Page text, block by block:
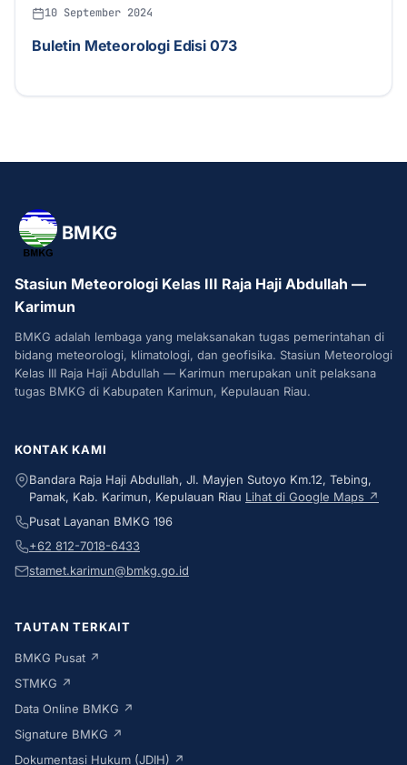
10 September 2024
Buletin Meteorologi Edisi 073
BMKG
Stasiun Meteorologi Kelas III Raja Haji Abdullah —
Karimun
BMKG adalah lembaga yang melaksanakan tugas pemerintahan di
bidang meteorologi, klimatologi, dan geofisika. Stasiun Meteorologi
Kelas III Raja Haji Abdullah — Karimun merupakan unit pelaksana
tugas BMKG di Kabupaten Karimun, Kepulauan Riau.
KONTAK KAMI
Bandara Raja Haji Abdullah, Jl. Mayjen Sutoyo Km.12, Tebing,
Pamak, Kab. Karimun, Kepulauan Riau Lihat di Google Maps ↗
Pusat Layanan BMKG 196
+62 812-7018-6433
stamet.karimun@bmkg.go.id
TAUTAN TERKAIT
BMKG Pusat ↗
STMKG ↗
Data Online BMKG ↗
Signature BMKG ↗
Dokumentasi Hukum (JDIH) ↗